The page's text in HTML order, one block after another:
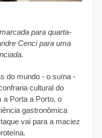
para quarta-
Cenci para uma
do mundo - o suína -
cultural do
a Porta a Porto, o
gastronômica
vai para a maciez